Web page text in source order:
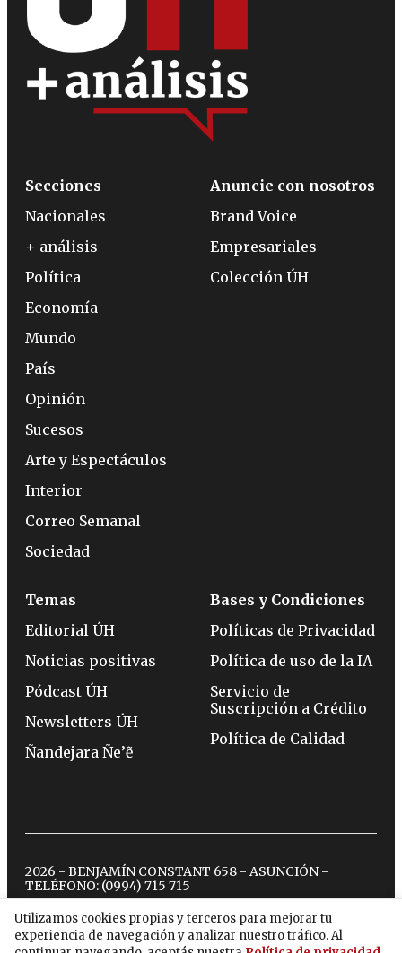
Utilizamos cookies propias y terceros para mejorar tu
experiencia de navegación y analizar nuestro tráfico. Al
Secciones
Nacionales
+ análisis
Política
Economía
Mundo
País
Opinión
Sucesos
Arte y Espectáculos
Interior
Correo Semanal
Sociedad
Anuncie con nosotros
Brand Voice
Empresariales
Colección ÚH
Temas
Editorial ÚH
Noticias positivas
Pódcast ÚH
Newsletters ÚH
Ñandejara Ñe’ẽ
Bases y Condiciones
Políticas de Privacidad
Política de uso de la IA
Servicio de
Suscripción a Crédito
Política de Calidad
2026 - BENJAMÍN CONSTANT 658 - ASUNCIÓN -
TELÉFONO: (0994) 715 715
twitterinstagram
facebook
tiktokyoutubespotify